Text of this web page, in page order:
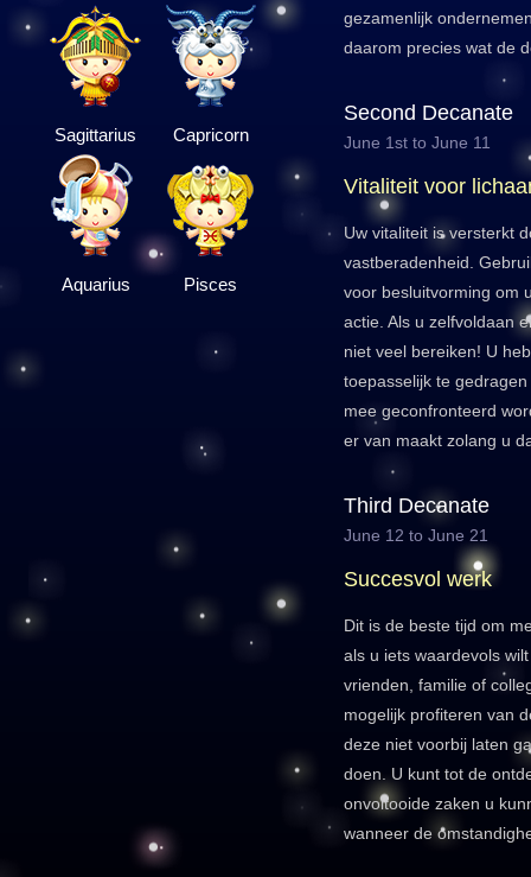
Sagittarius Capricorn
Aquarius Pisces
gezamenlijk
daarom precies wat de
Second Decanate
June 1st to June 11
Vitaliteit voor
Uw vitaliteit is versterkt
vastberadenheid.
voor besluitvorming om
actie. Als u zelfvoldaan
niet veel bereiken! U
toepasselijk te
mee geconfronteerd
er van maakt zolang u
Third Decanate
June 12 to June 21
Succesvol werk
Dit is de beste tijd om
als u iets waardevols
vrienden, familie of
mogelijk profiteren van
deze niet voorbij laten
doen. U kunt tot de
onvoltooide zaken u
wanneer de